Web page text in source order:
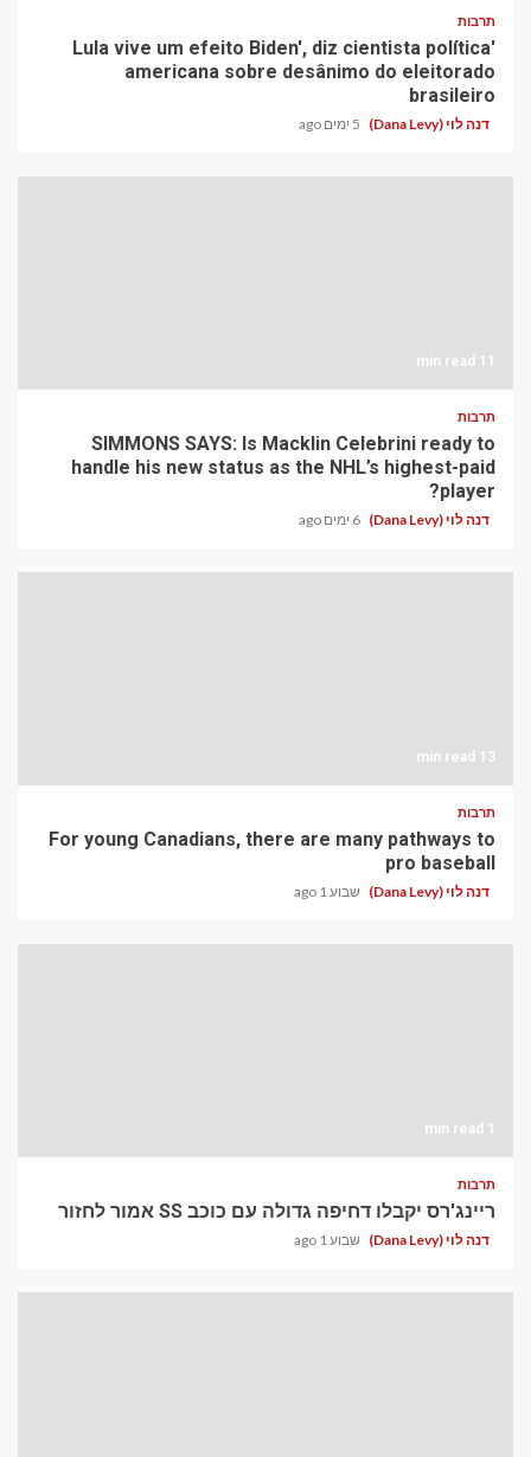
תרבות
'Lula vive um efeito Biden', diz cientista política
americana sobre desânimo do eleitorado
brasileiro
דנה לוי (Dana Levy) 5 ימים ago
11 min read
תרבות
SIMMONS SAYS: Is Macklin Celebrini ready to
handle his new status as the NHL’s highest-paid
player?
דנה לוי (Dana Levy) 6 ימים ago
13 min read
תרבות
For young Canadians, there are many pathways to
pro baseball
דנה לוי (Dana Levy) שבוע 1 ago
1 min read
תרבות
ריינג'רס יקבלו דחיפה גדולה עם כוכב SS אמור לחזור
דנה לוי (Dana Levy) שבוע 1 ago